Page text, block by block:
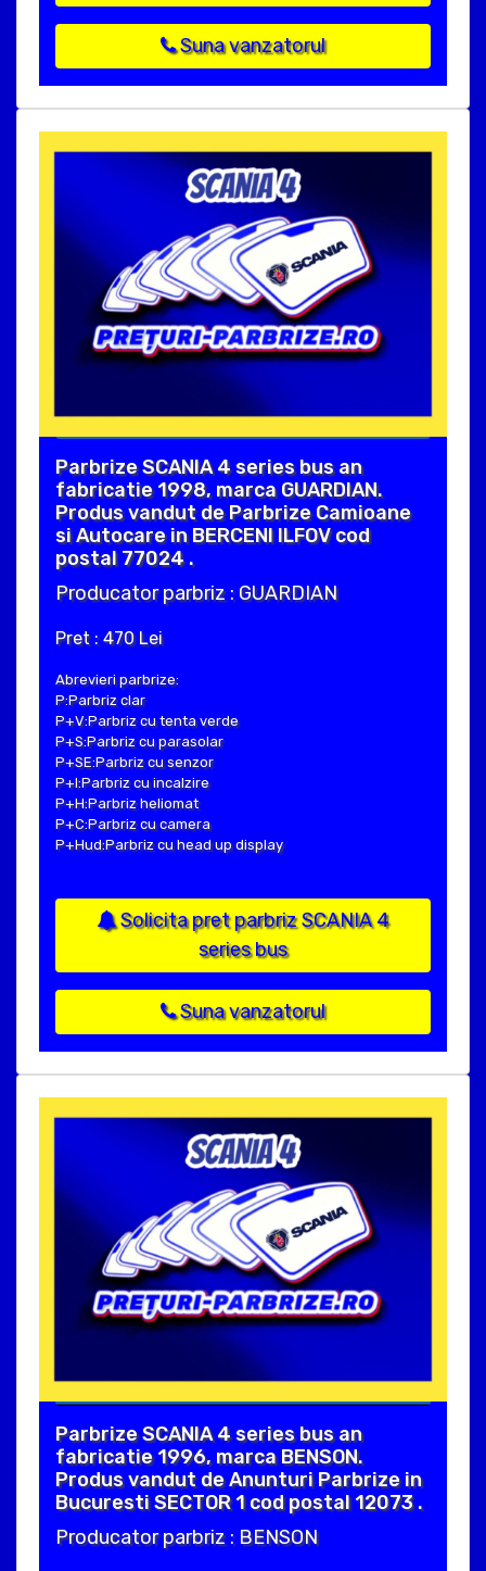
Suna vanzatorul
Parbrize SCANIA 4 series bus an
fabricatie 1998, marca GUARDIAN.
Produs vandut de Parbrize Camioane
si Autocare in BERCENI ILFOV cod
postal 77024 .
Producator parbriz : GUARDIAN
Pret : 470 Lei
Abrevieri parbrize:
P:Parbriz clar
P+V:Parbriz cu tenta verde
P+S:Parbriz cu parasolar
P+SE:Parbriz cu senzor
P+I:Parbriz cu incalzire
P+H:Parbriz heliomat
P+C:Parbriz cu camera
P+Hud:Parbriz cu head up display
Solicita pret parbriz SCANIA 4
series bus
Suna vanzatorul
Parbrize SCANIA 4 series bus an
fabricatie 1996, marca BENSON.
Produs vandut de Anunturi Parbrize in
Bucuresti SECTOR 1 cod postal 12073 .
Producator parbriz : BENSON